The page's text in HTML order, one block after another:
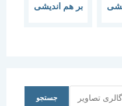
بر هم اندیشی
جستجو